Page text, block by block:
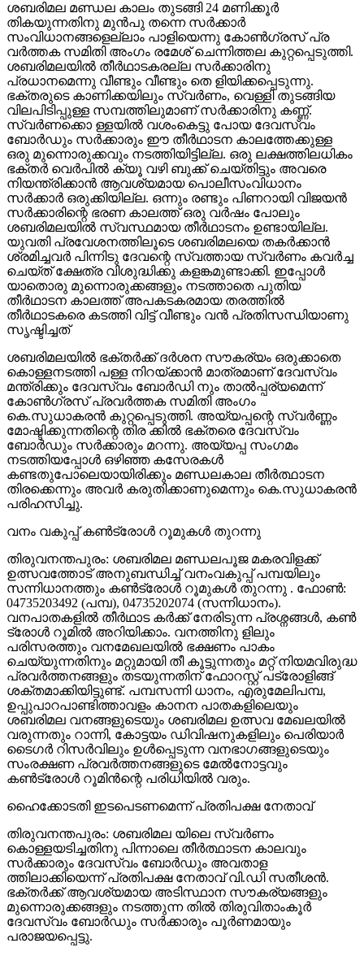
ശബരിമല മണ്ഡല കാലം തുടങ്ങി 24 മണിക്കൂര്‍
തികയുന്നതിനു മുന്‍പു തന്നെ സര്‍ക്കാര്‍
സംവിധാനങ്ങളെല്ലാം പാളിയെന്നു കോണ്‍ഗ്രസ് പ്ര
വര്‍ത്തക സമിതി അംഗം രമേശ് ചെന്നിത്തല കുറ്റപ്പെടുത്തി.
ശബരിമലയില്‍ തീര്‍ഥാടകരല്ല സര്‍ക്കാരിനു
പ്രധാനമെന്നു വീണ്ടും വീണ്ടും തെ ളിയിക്കപ്പെടുന്നു.
ഭക്തരുടെ കാണിക്കയിലും സ്വര്‍ണം, വെള്ളി തുടങ്ങിയ
വിലപിടിപ്പുള്ള സമ്പത്തിലുമാണ് സര്‍ക്കാരിനു കണ്ണ്.
സ്വര്‍ണക്കൊ ള്ളയില്‍ വശംകെട്ടു പോയ ദേവസ്വം
ബോര്‍ഡും സര്‍ക്കാരും ഈ തീര്‍ഥാടന കാലത്തേക്കുള്ള
ഒരു മുന്നൊരുക്കവും നടത്തിയിട്ടില്ല. ഒരു ലക്ഷത്തിലധികം
ഭക്തര്‍ വെര്‍പില്‍ ക്യൂ വഴി ബുക്ക് ചെയ്തിട്ടും അവരെ
നിയന്ത്രിക്കാന്‍ ആവശ്യമായ പൊലീസംവിധാനം
സര്‍ക്കാര്‍ ഒരുക്കിയില്ല. ഒന്നും രണ്ടും പിണറായി വിജയന്‍
സര്‍ക്കാരിന്റെ ഭരണ കാലത്ത് ഒരു വര്‍ഷം പോലും
ശബരിമലയില്‍ സ്വസ്ഥമായ തീര്‍ഥാടനം ഉണ്ടായില്ല.
യുവതി പ്രവേശനത്തിലൂടെ ശബരിമലയെ തകര്‍ക്കാന്‍
ശ്രമിച്ചവര്‍ പിന്നിടു ദേവന്റെ സ്വത്തായ സ്വര്‍ണം കവര്‍ച്ച
ചെയ്ത് ക്ഷേത്ര വിശുദ്ധിക്കു കളങ്കമുണ്ടാക്കി. ഇപ്പോള്‍
യാതൊരു മുന്നൊരുക്കങ്ങളും നടത്താതെ പുതിയ
തീര്‍ഥാടന കാലത്ത് അപകടകരമായ തരത്തില്‍
തീര്‍ഥാടകരെ കടത്തി വിട്ട് വീണ്ടും വന്‍ പ്രതിസന്ധിയാണു
സൃഷ്ടിച്ചത്
ശബരിമലയില്‍ ഭക്തര്‍ക്ക് ദര്‍ശന സൗകര്യം ഒരുക്കാതെ
കൊള്ളനടത്തി പള്ള നിറയ്ക്കാന്‍ മാത്രമാണ് ദേവസ്വം
മന്ത്രിക്കും ദേവസ്വം ബോര്‍ഡി നും താല്‍പ്പര്യമെന്ന്
കോണ്‍ഗ്രസ് പ്രവര്‍ത്തക സമിതി അംഗം
കെ.സുധാകരന്‍ കുറ്റപ്പെടുത്തി. അയ്യപ്പന്റെ സ്വര്‍ണ്ണം
മോഷ്ടിക്കുന്നതിന്റെ തിര ക്കില്‍ ഭക്തരെ ദേവസ്വം
ബോര്‍ഡും സര്‍ക്കാരും മറന്നു. അയ്യപ്പ സംഗമം
നടത്തിയപ്പോള്‍ ഒഴിഞ്ഞ കസേരകള്‍
കണ്ടതുപോലെയായിരിക്കും മണ്ഡലകാല തീര്‍ത്ഥാടന
തിരക്കെന്നും അവര്‍ കരുതിക്കാണുമെന്നും കെ.സുധാകരന്‍
പരിഹസിച്ചു.
വനം വകുപ്പ് കണ്‍ട്രോള്‍ റൂമുകള്‍ തുറന്നു
തിരുവനന്തപുരം: ശബരിമല മണ്ഡലപൂജ മകരവിളക്ക്
ഉത്സവത്തോട് അനുബന്ധിച്ച് വനംവകുപ്പ് പമ്പയിലും
സന്നിധാനത്തും കണ്‍ട്രോള്‍ റൂമുകള്‍ തുറന്നു . ഫോണ്‍:
04735203492 (പമ്പ), 04735202074 (സന്നിധാനം).
വനപാതകളില്‍ തീര്‍ഥാട കര്‍ക്ക് നേരിടുന്ന പ്രശ്നങ്ങള്‍, കണ്‍
ട്രോള്‍ റൂമില്‍ അറിയിക്കാം. വനത്തിനു ളിലും
പരിസരത്തും വനമേഖലയില്‍ ഭക്ഷണം പാകം
ചെയ്യുന്നതിനും മറ്റുമായി തീ കൂട്ടുന്നതും മറ്റ് നിയമവിരുദ്ധ
പ്രവര്‍ത്തനങ്ങളും തടയുന്നതിന് ഫോറസ്റ്റ് പട്രോളിങ്ങ്
ശക്തമാക്കിയിട്ടുണ്ട്. പമ്പസന്നി ധാനം, എരുമേലിപമ്പ,
ഉപ്പുപാറപാണ്ടിത്താവളം കാനന പാതകളിലെയും
ശബരിമല വനങ്ങളുടെയും ശബരിമല ഉത്സവ മേഖലയില്‍
വരുന്നതും റാന്നി, കോട്ടയം ഡിവിഷനുകളിലും പെരിയാര്‍
ടൈഗര്‍ റിസര്‍വിലും ഉള്‍പ്പെടുന്ന വനഭാഗങ്ങളുടെയും
സംരക്ഷണ പ്രവര്‍ത്തനങ്ങളുടെ മേല്‍നോട്ടവും
കണ്‍ട്രോള്‍ റൂമിന്‍ന്റെ പരിധിയില്‍ വരും.
ഹൈക്കോടതി ഇടപെടണമെന്ന് പ്രതിപക്ഷ നേതാവ്
തിരുവനന്തപുരം: ശബരിമല യിലെ സ്വര്‍ണം
കൊള്ളയടിച്ചതിനു പിന്നാലെ തീര്‍ത്ഥാടന കാലവും
സര്‍ക്കാരും ദേവസ്വം ബോര്‍ഡും അവതാള
ത്തിലാക്കിയെന്ന് പ്രതിപക്ഷ നേതാവ് വി.ഡി സതീശന്‍.
ഭക്തര്‍ക്ക് ആവശ്യമായ അടിസ്ഥാന സൗകര്യങ്ങളും
മുന്നൊരുക്കങ്ങളും നടത്തുന്ന തില്‍ തിരുവിതാംകൂര്‍
ദേവസ്വം ബോര്‍ഡും സര്‍ക്കാരും പൂര്‍ണമായും
പരാജയപ്പെട്ടു.